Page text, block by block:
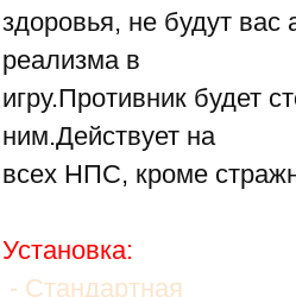
здоровья, не будут вас
реализма в
игру.Противник будет
ним.Действует на
всех НПС, кроме
Установка:
- Стандартная